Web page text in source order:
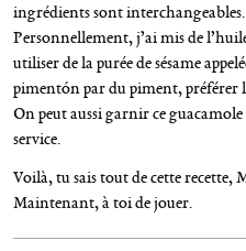
ingrédients sont
Personnellement, j’ai mis de
utiliser de la purée de sésame
pimentón par du piment, préférer
On peut aussi garnir ce
service.
Voilà, tu sais tout de cette recette,
Maintenant, à toi de jouer.